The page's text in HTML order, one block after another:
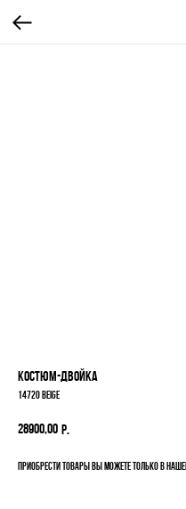
Костюм-двойка
14720 beige
28900,00 р.
Приобрести товары вы можете только в